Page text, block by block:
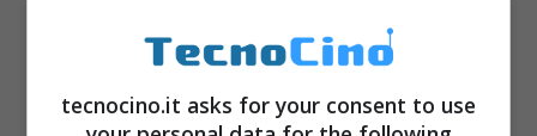
tecnocino.it asks for your consent to use